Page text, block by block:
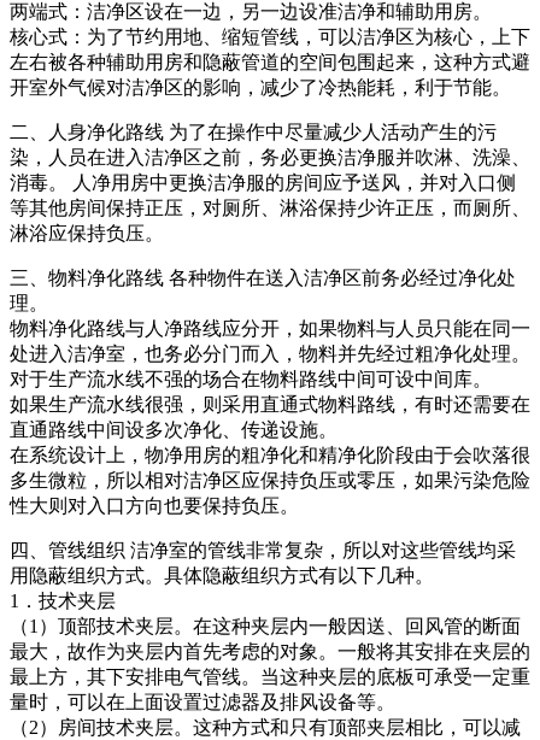
两端式：洁净区设在一边，另一边设准洁净和辅助用房。
核心式：为了节约用地、缩短管线，可以洁净区为核心，上下
左右被各种辅助用房和隐蔽管道的空间包围起来，这种方式避
开室外气候对洁净区的影响，减少了冷热能耗，利于节能。
二、人身净化路线 为了在操作中尽量减少人活动产生的污
染，人员在进入洁净区之前，务必更换洁净服并吹淋、洗澡、
消毒。 人净用房中更换洁净服的房间应予送风，并对入口侧
等其他房间保持正压，对厕所、淋浴保持少许正压，而厕所、
淋浴应保持负压。
三、物料净化路线 各种物件在送入洁净区前务必经过净化处
理。
物料净化路线与人净路线应分开，如果物料与人员只能在同一
处进入洁净室，也务必分门而入，物料并先经过粗净化处理。
对于生产流水线不强的场合在物料路线中间可设中间库。
如果生产流水线很强，则采用直通式物料路线，有时还需要在
直通路线中间设多次净化、传递设施。
在系统设计上，物净用房的粗净化和精净化阶段由于会吹落很
多生微粒，所以相对洁净区应保持负压或零压，如果污染危险
性大则对入口方向也要保持负压。
四、管线组织 洁净室的管线非常复杂，所以对这些管线均采
用隐蔽组织方式。具体隐蔽组织方式有以下几种。
1．技术夹层
（1）顶部技术夹层。在这种夹层内一般因送、回风管的断面
最大，故作为夹层内首先考虑的对象。一般将其安排在夹层的
最上方，其下安排电气管线。当这种夹层的底板可承受一定重
量时，可以在上面设置过滤器及排风设备等。
（2）房间技术夹层。这种方式和只有顶部夹层相比，可以减